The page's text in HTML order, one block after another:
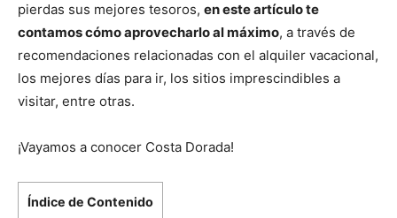
pierdas sus mejores tesoros, en este artículo te
contamos cómo aprovecharlo al máximo, a través de
recomendaciones relacionadas con el alquiler vacacional,
los mejores días para ir, los sitios imprescindibles a
visitar, entre otras.
¡Vayamos a conocer Costa Dorada!
Índice de Contenido